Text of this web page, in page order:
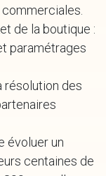
de la boutique :
paramétrages
résolution des
évoluer un
centaines de